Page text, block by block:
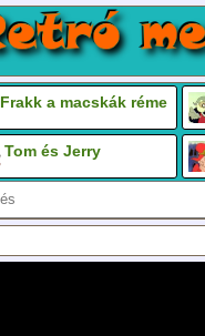
Frakk a macskák réme
Tom és Jerry